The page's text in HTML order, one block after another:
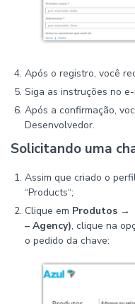
Após o registro, você
Siga as instruções no
Após a confirmação,
Desenvolvedor.
Solicitando uma
Assim que criado o
“Products“;
Clique em Produtos →
– Agency), clique na
o pedido da chave: